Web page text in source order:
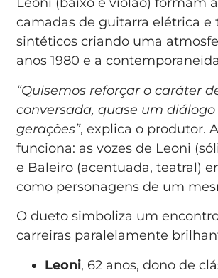
Leoni (baixo e violão) formam
camadas de guitarra elétrica e
sintéticos criando uma
anos 1980 e a
“Quisemos reforçar o caráter
conversada, quase um
gerações”, explica o produtor.
funciona: as vozes de Leoni
e Baleiro (acentuada, teatral)
como personagens de um
O dueto simboliza um
carreiras paralelamente
Leoni, 62 anos, dono de